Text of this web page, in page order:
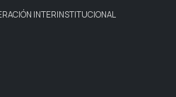
INTERINSTITUCIONAL